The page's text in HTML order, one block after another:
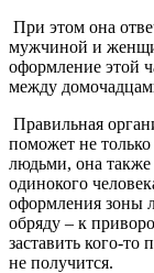
При этом она
мужчиной и
оформление этой
между
Правильная
поможет не
людьми, она
одинокого
оформления зоны
обряду – к
заставить кого-
не получится.